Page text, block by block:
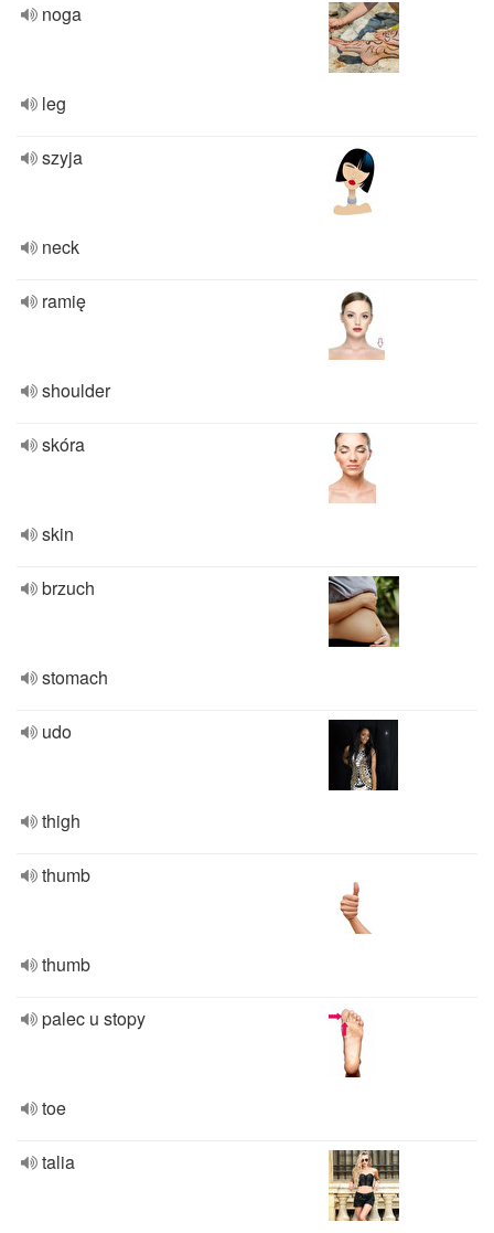
noga
leg
szyja
neck
ramię
shoulder
skóra
skin
brzuch
stomach
udo
thigh
thumb
thumb
palec u stopy
toe
talia